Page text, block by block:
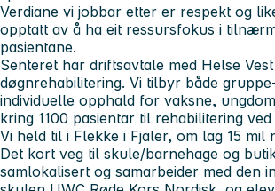
Verdiane vi jobbar etter er respekt og
opptatt av å ha eit ressursfokus i
pasientane.
Senteret har driftsavtale med Helse
døgnrehabilitering. Vi tilbyr både
individuelle opphald for vaksne,
kring 1100 pasientar til rehabilitering
Vi held til i Flekke i Fjaler, om lag 15 mil
Det kort veg til skule/barnehage og
samlokalisert og samarbeider med den